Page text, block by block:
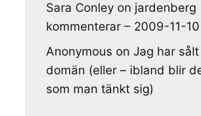
Sara Conley on jardenberg
kommenterar – 2009-11-10
Anonymous on Jag har sålt
domän (eller – ibland blir
som man tänkt sig)